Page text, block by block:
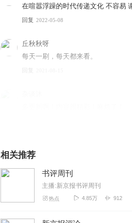
在喧嚣浮躁的时代传递文化 不容易
回复 2022-05-08
丘秋秋呀
每天一刷，每天都来看。
回复
一直很喜欢新京报的书评……
2023-06-24
1370101lxdx
2023-01-03
相关推荐
书评周刊
主播:新京报书评周刊
热点 4.85万 912